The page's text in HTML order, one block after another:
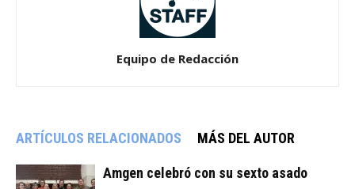
Equipo de Redacción
ARTÍCULOS RELACIONADOS MÁS DEL AUTOR
Amgen celebró con su sexto asado